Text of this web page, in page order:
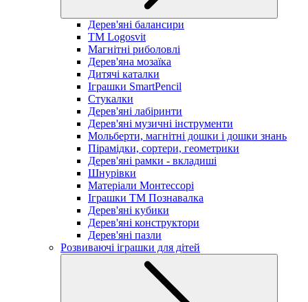
Дерев'яні балансири
TM Logosvit
Магнітні риболовлі
Дерев'яна мозаїка
Дитячі каталки
Іграшки SmartPencil
Стукалки
Дерев'яні лабіринти
Дерев'яні музичні інструменти
Мольберти, магнітні дошки і дошки знань
Пірамідки, сортери, геометрики
Дерев'яні рамки - вкладиші
Шнурівки
Матеріали Монтессорі
Іграшки ТМ Познавалка
Дерев'яні кубики
Дерев'яні конструктори
Дерев'яні пазли
Розвиваючі іграшки для дітей